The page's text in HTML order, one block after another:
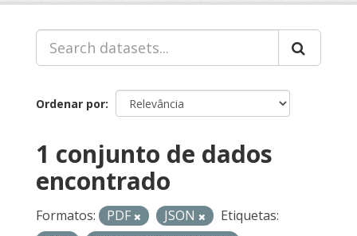
Ordenar por
1 conjunto de dados
encontrado
Formatos: PDF JSON
Etiquetas: